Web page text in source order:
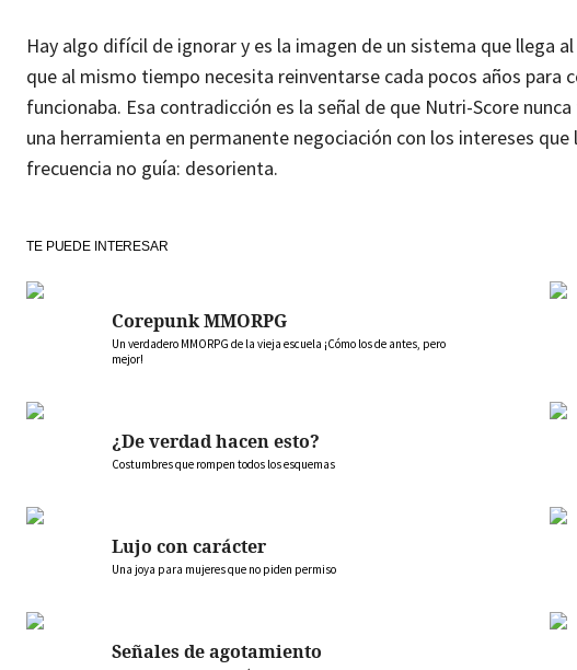
Hay algo difícil de ignorar y es la imagen de un sistema que llega
que al mismo tiempo necesita reinventarse cada pocos años
funcionaba. Esa contradicción es la señal de que Nutri-Score
una herramienta en permanente negociación con los intereses
frecuencia no guía: desorienta.
TE PUEDE INTERESAR
Corepunk MMORPG
Un verdadero MMORPG de la vieja escuela ¡Cómo los de antes, pero
mejor!
¿De verdad hacen esto?
Costumbres que rompen todos los esquemas
Lujo con carácter
Una joya para mujeres que no piden permiso
Señales de agotamiento